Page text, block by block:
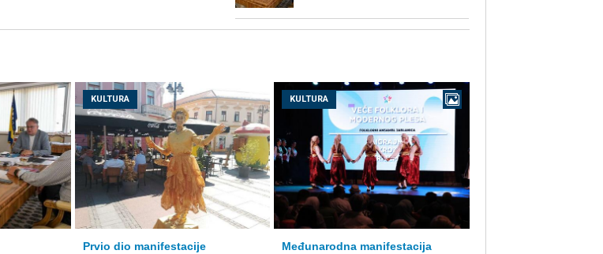
KULTURA
Prvio dio manifestacije
KULTURA
Međunarodna manifestacija